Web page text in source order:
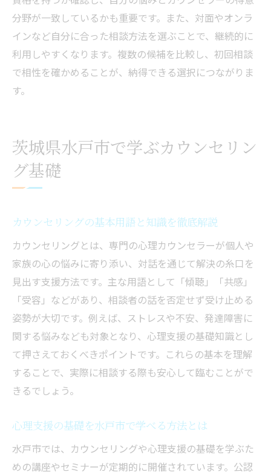
無料相談の活用で心の悩みを解決する方法
安心して通えるカウンセリングの特徴とは
安心感あるカウンセリング施設の選び方
カウンセリングで重視したい環境と雰囲気
項目
心理支援で安心できるサポート体制の紹介
信頼できるカウンセリングの見分け方解説
口コミと評判を活かしたカウンセリング選
び
水戸市で長く通えるカウンセリングの条件
自分に合った心理カウンセラーの探し方
カウンセリング選びで後悔しないコツ
分野が一致しているかも重要です。また、対面やオンラ
インなど自分に合った相談方法を選ぶことで、継続的に
利用しやすくなります。複数の候補を比較し、初回相談
で相性を確かめることが、納得できる選択につながりま
す。
茨城県水戸市で学ぶカウンセリン
グ基礎
カウンセリングの基本用語と知識を徹底解説
カウンセリングとは、専門の心理カウンセラーが個人や
家族の心の悩みに寄り添い、対話を通じて解決の糸口を
見出す支援方法です。主な用語として「傾聴」「共感」
「受容」などがあり、相談者の話を否定せず受け止める
姿勢が大切です。例えば、ストレスや不安、発達障害に
関する悩みなども対象となり、心理支援の基礎知識とし
て押さえておくべきポイントです。これらの基本を理解
することで、実際に相談する際も安心して臨むことがで
きるでしょう。
心理支援の基礎を水戸市で学べる方法とは
水戸市では、カウンセリングや心理支援の基礎を学ぶた
めの講座やセミナーが定期的に開催されています。公認